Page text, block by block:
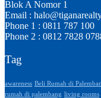
Blok A Nomor 1
Email :
Phone 1 : 0811 787 100
Phone 2 : 0812 7828
Tag
awareness Beli Rumah di
rumah di palembang living rooms